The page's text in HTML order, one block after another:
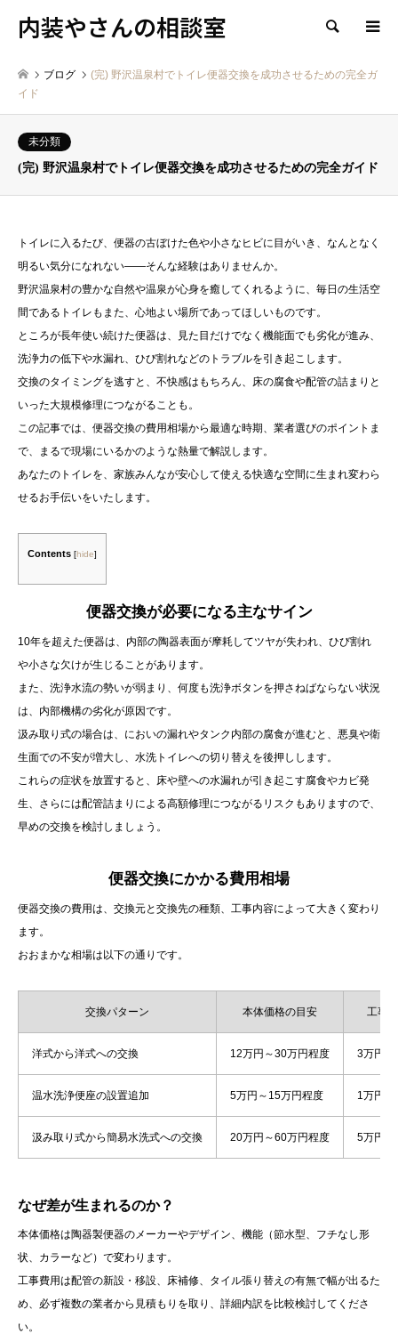
内装やさんの相談室 検索
ブログ
(完) 野沢温泉村でトイレ便器交換を成功させるための完全ガ
イド
未分類
(完) 野沢温泉村でトイレ便器交換を成功させるための完全ガイド
トイレに入るたび、便器の古ぼけた色や小さなヒビに目がいき、なんとなく
明るい気分になれない――そんな経験はありませんか。
野沢温泉村の豊かな自然や温泉が心身を癒してくれるように、毎日の生活空
間であるトイレもまた、心地よい場所であってほしいものです。
ところが長年使い続けた便器は、見た目だけでなく機能面でも劣化が進み、
洗浄力の低下や水漏れ、ひび割れなどのトラブルを引き起こします。
交換のタイミングを逃すと、不快感はもちろん、床の腐食や配管の詰まりと
いった大規模修理につながることも。
この記事では、便器交換の費用相場から最適な時期、業者選びのポイントま
で、まるで現場にいるかのような熱量で解説します。
あなたのトイレを、家族みんなが安心して使える快適な空間に生まれ変わら
せるお手伝いをいたします。
Contents [hide]
便器交換が必要になる主なサイン
10年を超えた便器は、内部の陶器表面が摩耗してツヤが失われ、ひび割れ
や小さな欠けが生じることがあります。
また、洗浄水流の勢いが弱まり、何度も洗浄ボタンを押さねばならない状況
は、内部機構の劣化が原因です。
汲み取り式の場合は、においの漏れやタンク内部の腐食が進むと、悪臭や衛
生面での不安が増大し、水洗トイレへの切り替えを後押しします。
これらの症状を放置すると、床や壁への水漏れが引き起こす腐食やカビ発
生、さらには配管詰まりによる高額修理につながるリスクもありますので、
早めの交換を検討しましょう。
便器交換にかかる費用相場
便器交換の費用は、交換元と交換先の種類、工事内容によって大きく変わり
ます。
おおまかな相場は以下の通りです。
交換パターン 本体価格の目安 工事
洋式から洋式への交換 12万円～30万円程度 3万円～
温水洗浄便座の設置追加 5万円～15万円程度 1万円
汲み取り式から簡易水洗式への交換 20万円～60万円程度 5万円～
なぜ差が生まれるのか？
本体価格は陶器製便器のメーカーやデザイン、機能（節水型、フチなし形
状、カラーなど）で変わります。
工事費用は配管の新設・移設、床補修、タイル張り替えの有無で幅が出るた
め、必ず複数の業者から見積もりを取り、詳細内訳を比較検討してくださ
い。